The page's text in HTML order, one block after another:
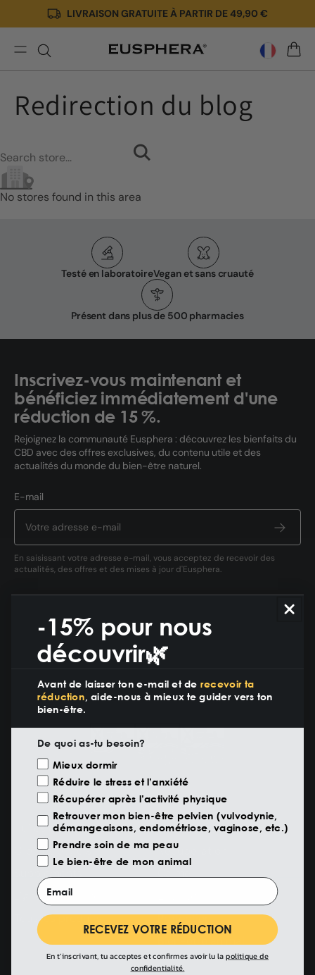
Ignorer
et passer
au
contenu
LIVRAISON GRATUITE À PARTIR DE 49,90 €
Redirection du blog
No stores found in this area
Testé en laboratoireVegan et sans cruauté
Présent dans plus de 500 pharmacies
Inscrivez-vous maintenant et
bénéficiez immédiatement d'une
réduction de 15 %.
Rejoignez la communauté Eusphera : découvrez les bienfaits du
CBD avec des offres exclusives, du contenu utile et des
actualités du monde du bien-être naturel.
E-mail
En saisissant votre adresse e-mail, vous acceptez de recevoir des
actualités, des offres et des mises à jour d'Eusphera.
Huiles de CBD
Crèmes et gels
Ligne vétérinaire
Tous les produits
AVANTAGES
Sommeil
Récupération
Protection
-15% pour nous
découvrir🌿
Avant de laisser ton e-mail et de recevoir ta
réduction, aide-nous à mieux te guider vers ton
bien-être.
De quoi as-tu besoin?
Motivazione Visita
Mieux dormir
Réduire le stress et l’anxiété
Récupérer après l’activité physique
Retrouver mon bien-être pelvien (vulvodynie,
démangeaisons, endométriose, vaginose, etc.)
Prendre soin de ma peau
Le bien-être de mon animal
Email
RECEVEZ VOTRE RÉDUCTION
En t’inscrivant, tu acceptes et confirmes avoir lu lapolitique de
confidentialité.